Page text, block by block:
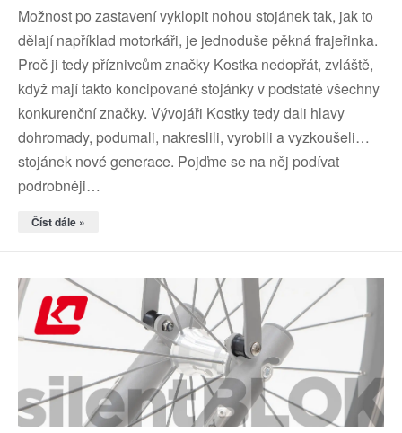
Možnost po zastavení vyklopit nohou stojánek tak, jak to
dělají například motorkáři, je jednoduše pěkná frajeřinka.
Proč ji tedy příznivcům značky Kostka nedopřát, zvláště,
když mají takto koncipované stojánky v podstatě všechny
konkurenční značky. Vývojáři Kostky tedy dali hlavy
dohromady, podumali, nakreslili, vyrobili a vyzkoušeli…
stojánek nové generace. Pojďme se na něj podívat
podrobněji…
Číst dále »